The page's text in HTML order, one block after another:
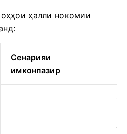
ҳалли нокомии
Сенарияи
имконпазир
1.